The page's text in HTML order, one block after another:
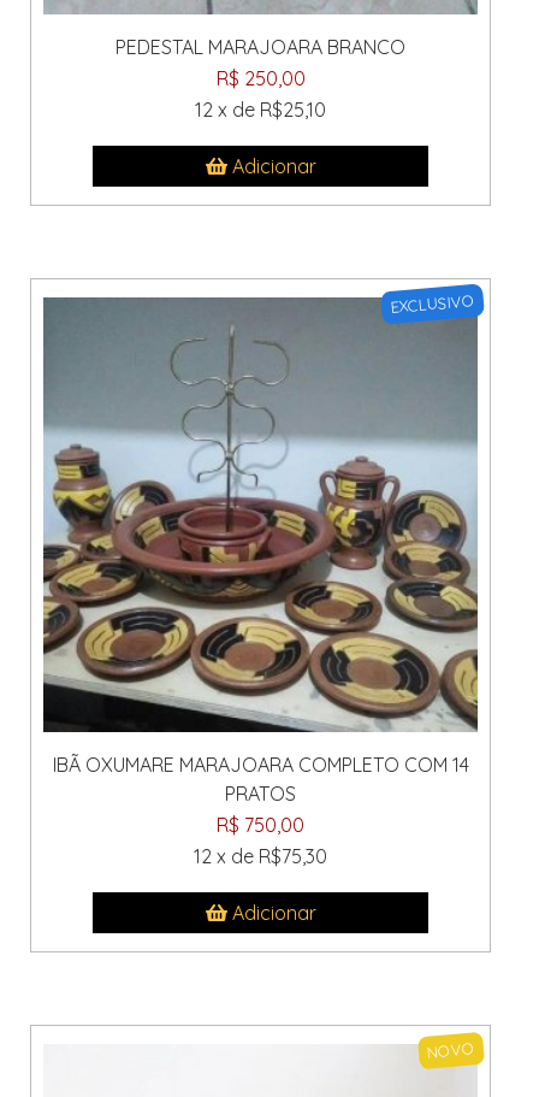
PEDESTAL MARAJOARA BRANCO
R$ 250,00
12 x de R$25,10
Adicionar
EXCLUSIVO
IBÃ OXUMARE MARAJOARA COMPLETO COM 14
PRATOS
R$ 750,00
12 x de R$75,30
Adicionar
NOVO